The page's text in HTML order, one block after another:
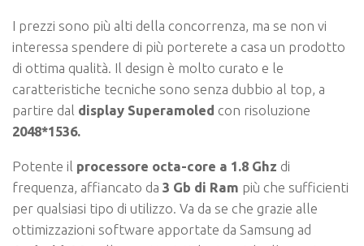
I prezzi sono più alti della concorrenza, ma se non vi
interessa spendere di più porterete a casa un prodotto
di ottima qualità. Il design è molto curato e le
caratteristiche tecniche sono senza dubbio al top, a
partire dal display Superamoled con risoluzione
2048*1536.
Potente il processore octa-core a 1.8 Ghz di
frequenza, affiancato da 3 Gb di Ram più che sufficienti
per qualsiasi tipo di utilizzo. Va da se che grazie alle
ottimizzazioni software apportate da Samsung ad